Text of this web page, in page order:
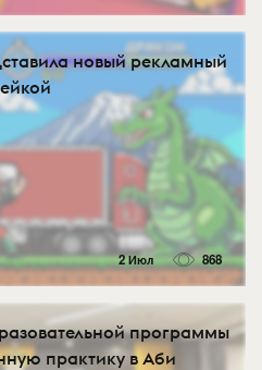
новый рекламный
2 Июл 868
программы
практику в Аби